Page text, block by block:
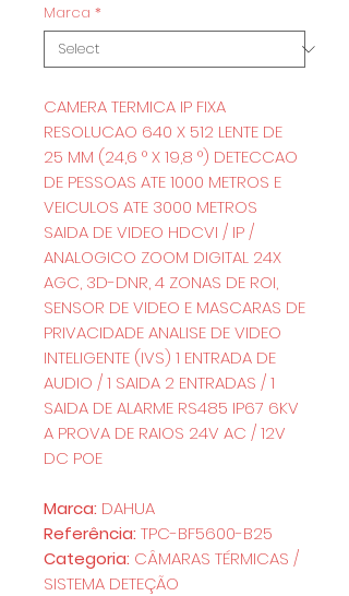
Marca *
CAMERA TERMICA IP FIXA
RESOLUCAO 640 X 512 LENTE DE
25 MM (24,6 ° X 19,8 °) DETECCAO
DE PESSOAS ATE 1000 METROS E
VEICULOS ATE 3000 METROS
SAIDA DE VIDEO HDCVI / IP /
ANALOGICO ZOOM DIGITAL 24X
AGC, 3D-DNR, 4 ZONAS DE ROI,
SENSOR DE VIDEO E MASCARAS DE
PRIVACIDADE ANALISE DE VIDEO
INTELIGENTE (IVS) 1 ENTRADA DE
AUDIO / 1 SAIDA 2 ENTRADAS / 1
SAIDA DE ALARME RS485 IP67 6KV
A PROVA DE RAIOS 24V AC / 12V
DC POE
Marca: DAHUA
Referência: TPC-BF5600-B25
Categoria: CÂMARAS TÉRMICAS /
SISTEMA DETEÇÃO